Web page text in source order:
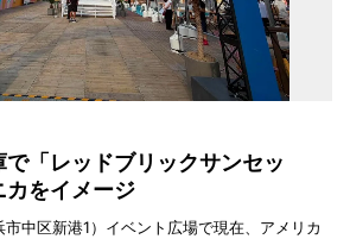
「レッドブリックサンセッ
カをイメージ
中区新港1）イベント広場で現在、アメリカ